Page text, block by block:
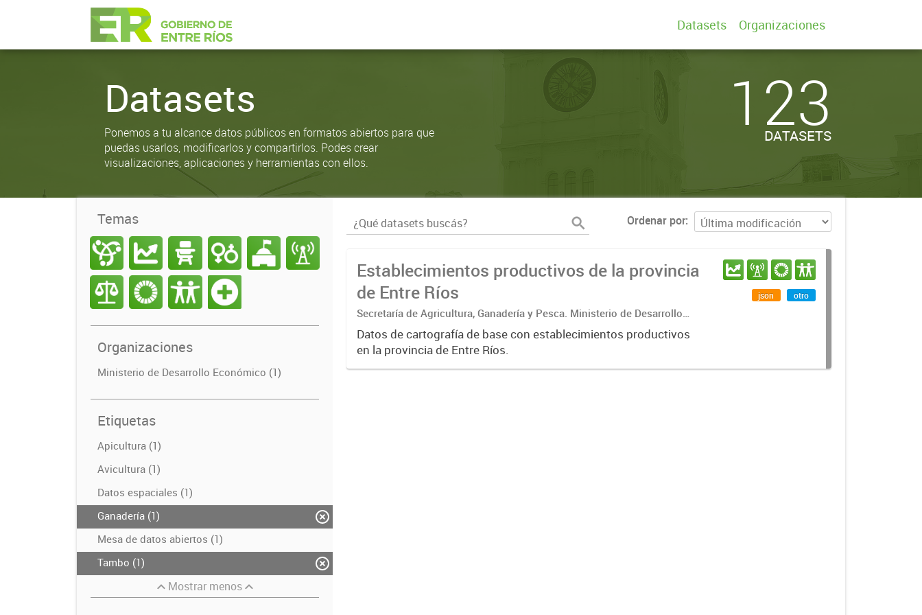
Datasets Organizaciones
Datasets
Ponemos a tu alcance datos públicos en formatos abiertos para que
puedas usarlos, modificarlos y compartirlos. Podes crear
visualizaciones, aplicaciones y herramientas con ellos.
123
DATASETS
Temas
Organizaciones
Ministerio de Desarrollo Económico (1)
Etiquetas
Apicultura (1)
Avicultura (1)
Datos espaciales (1)
Ganadería (1)
Mesa de datos abiertos (1)
Tambo (1)
Mostrar menos
Ordenar por
Establecimientos productivos de la provincia
de Entre Ríos
Secretaría de Agricultura, Ganadería y Pesca. Ministerio de Desarrollo
Económico
Datos de cartografía de base con establecimientos productivos
en la provincia de Entre Ríos.
json otro